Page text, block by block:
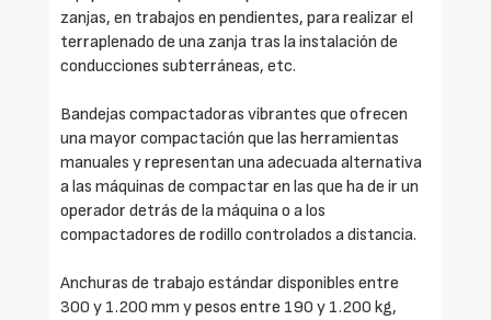
zanjas, en trabajos en pendientes, para realizar el
terraplenado de una zanja tras la instalación de
conducciones subterráneas, etc.
Bandejas compactadoras vibrantes que ofrecen
una mayor compactación que las herramientas
manuales y representan una adecuada alternativa
a las máquinas de compactar en las que ha de ir un
operador detrás de la máquina o a los
compactadores de rodillo controlados a distancia.
Anchuras de trabajo estándar disponibles entre
300 y 1.200 mm y pesos entre 190 y 1.200 kg,